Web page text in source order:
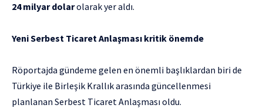
24 milyar dolarolarak yer aldı.
Yeni Serbest Ticaret Anlaşması kritik önemde
Röportajda gündeme gelen en önemli başlıklardan biri de
Türkiye ile Birleşik Krallık arasında güncellenmesi
planlanan Serbest Ticaret Anlaşması oldu.